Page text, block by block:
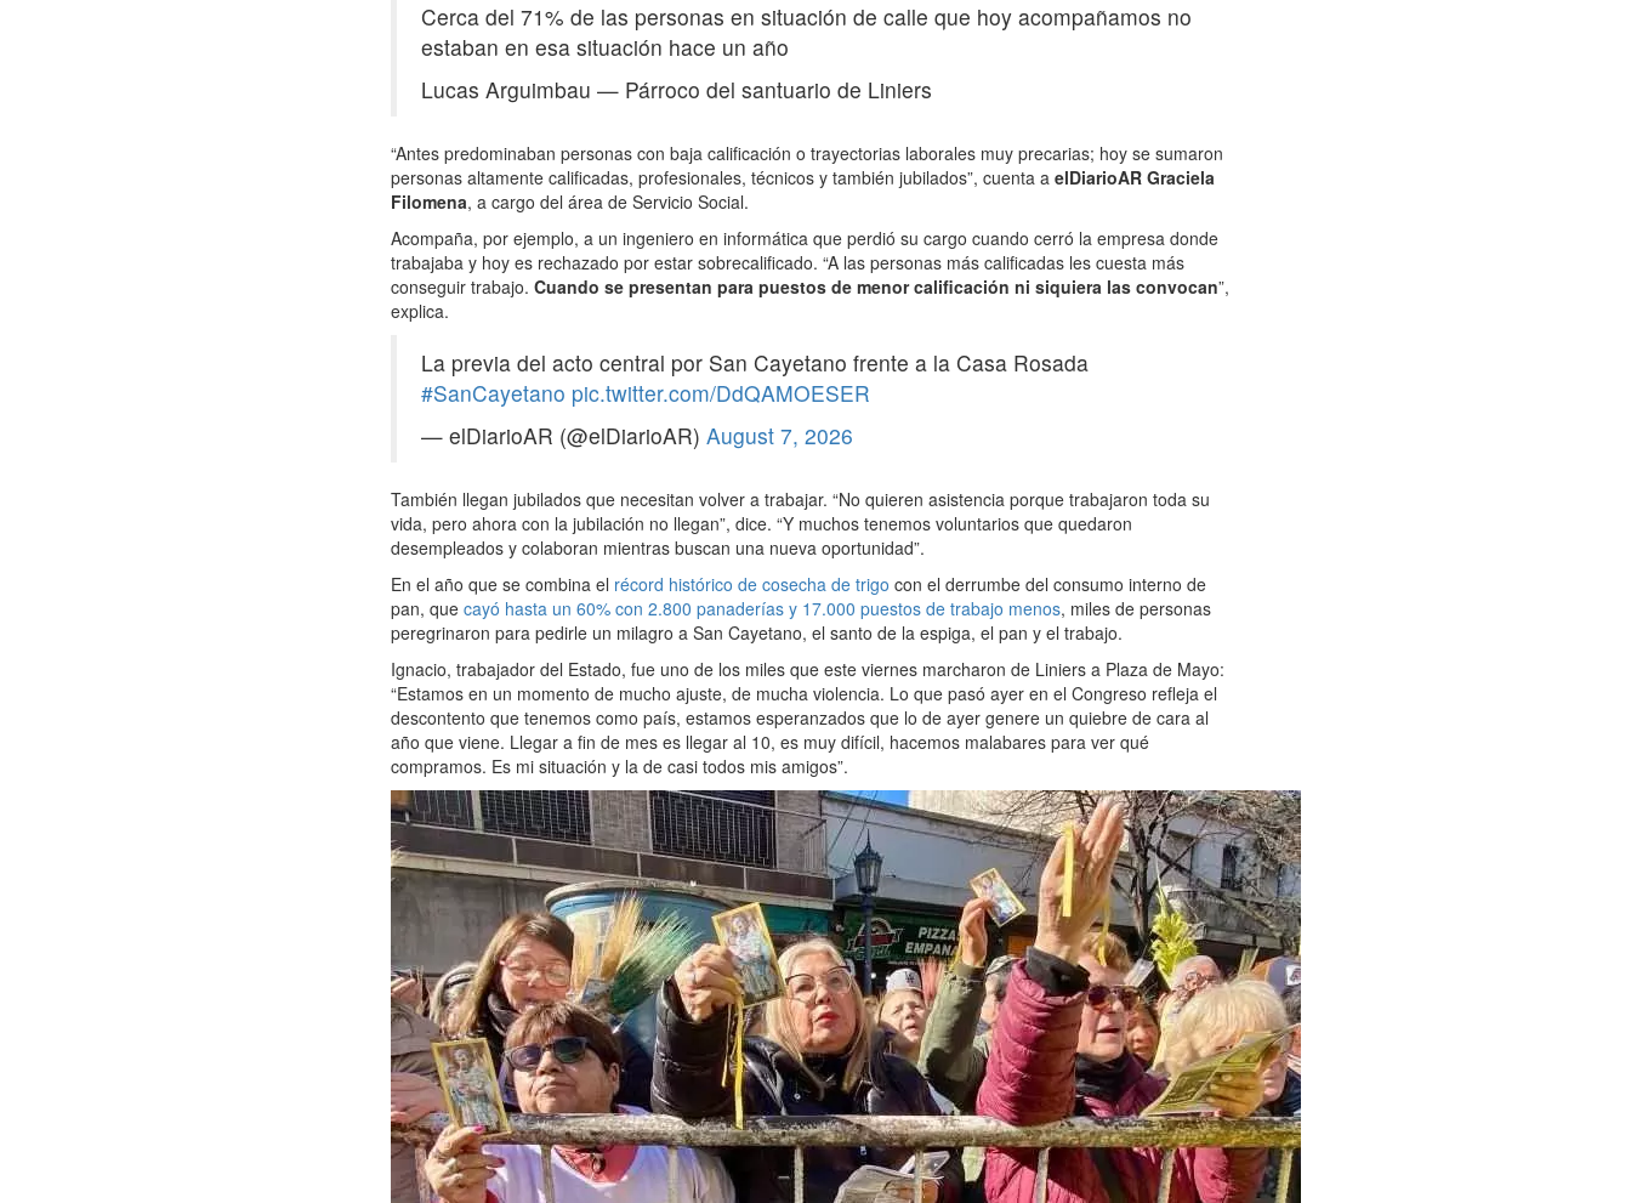
Cerca del 71% de las personas en situación de calle que hoy acompañamos no
estaban en esa situación hace un año
Lucas Arguimbau — Párroco del santuario de Liniers
“Antes predominaban personas con baja calificación o trayectorias laborales muy precarias; hoy se sumaron
personas altamente calificadas, profesionales, técnicos y también jubilados”, cuenta a elDiarioAR Graciela
Filomena, a cargo del área de Servicio Social.
Acompaña, por ejemplo, a un ingeniero en informática que perdió su cargo cuando cerró la empresa donde
trabajaba y hoy es rechazado por estar sobrecalificado. “A las personas más calificadas les cuesta más
conseguir trabajo. Cuando se presentan para puestos de menor calificación ni siquiera las convocan”,
explica.
La previa del acto central por San Cayetano frente a la Casa Rosada
#SanCayetano pic.twitter.com/DdQAMOESER
— elDiarioAR (@elDiarioAR) August 7, 2026
También llegan jubilados que necesitan volver a trabajar. “No quieren asistencia porque trabajaron toda su
vida, pero ahora con la jubilación no llegan”, dice. “Y muchos tenemos voluntarios que quedaron
desempleados y colaboran mientras buscan una nueva oportunidad”.
En el año que se combina el récord histórico de cosecha de trigo con el derrumbe del consumo interno de
pan, que cayó hasta un 60% con 2.800 panaderías y 17.000 puestos de trabajo menos, miles de personas
peregrinaron para pedirle un milagro a San Cayetano, el santo de la espiga, el pan y el trabajo.
Ignacio, trabajador del Estado, fue uno de los miles que este viernes marcharon de Liniers a Plaza de Mayo:
“Estamos en un momento de mucho ajuste, de mucha violencia. Lo que pasó ayer en el Congreso refleja el
descontento que tenemos como país, estamos esperanzados que lo de ayer genere un quiebre de cara al
año que viene. Llegar a fin de mes es llegar al 10, es muy difícil, hacemos malabares para ver qué
compramos. Es mi situación y la de casi todos mis amigos”.